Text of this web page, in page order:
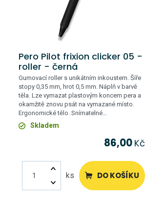
Pero Pilot frixion clicker 05 -
roller - černá
Gumovací roller s unikátním inkoustem. Šíře
stopy 0,35 mm, hrot 0,5 mm. Náplň v barvě
těla. Lze vymazat plastovým koncem pera a
okamžitě znovu psát na vymazané místo.
Ergonomické tělo. Snímatelné…
Skladem
86,00 Kč
ks DO KOŠÍKU